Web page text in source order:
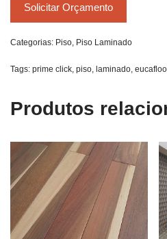
Solicitar Orçamento
Categorias: Piso, Piso Laminado
Tags: prime click, piso, laminado,
Produtos